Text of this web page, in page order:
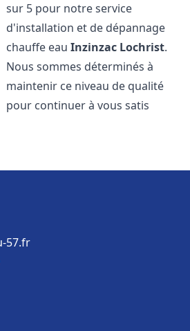
sur 5 pour notre service
d'installation et de dépannage
chauffe eauInzinzac Lochrist.
Nous sommes déterminés à
maintenir ce niveau de qualité
pour continuer à vous satis
57.fr